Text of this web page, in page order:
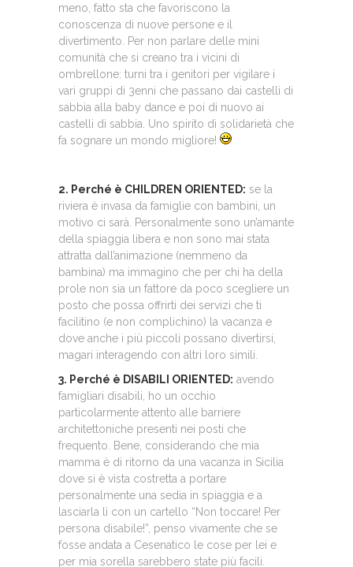
meno, fatto sta che favoriscono la
conoscenza di nuove persone e il
divertimento. Per non parlare delle mini
comunità che si creano tra i vicini di
ombrellone: turni tra i genitori per vigilare i
vari gruppi di 3enni che passano dai castelli di
sabbia alla baby dance e poi di nuovo ai
castelli di sabbia. Uno spirito di solidarietà che
fa sognare un mondo migliore!
2. Perché è CHILDREN ORIENTED: se la
riviera è invasa da famiglie con bambini, un
motivo ci sarà. Personalmente sono un’amante
della spiaggia libera e non sono mai stata
attratta dall’animazione (nemmeno da
bambina) ma immagino che per chi ha della
prole non sia un fattore da poco scegliere un
posto che possa offrirti dei servizi che ti
facilitino (e non complichino) la vacanza e
dove anche i più piccoli possano divertirsi,
magari interagendo con altri loro simili.
3. Perché è DISABILI ORIENTED: avendo
famigliari disabili, ho un occhio
particolarmente attento alle barriere
architettoniche presenti nei posti che
frequento. Bene, considerando che mia
mamma è di ritorno da una vacanza in Sicilia
dove si è vista costretta a portare
personalmente una sedia in spiaggia e a
lasciarla lì con un cartello “Non toccare! Per
persona disabile!”, penso vivamente che se
fosse andata a Cesenatico le cose per lei e
per mia sorella sarebbero state più facili.